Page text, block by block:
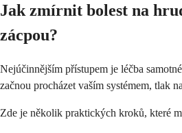
Jak zmírnit bolest na
zácpou?
Nejúčinnějším přístupem je léčba
začnou procházet vaším systémem, tlak
Zde je několik praktických kroků, které